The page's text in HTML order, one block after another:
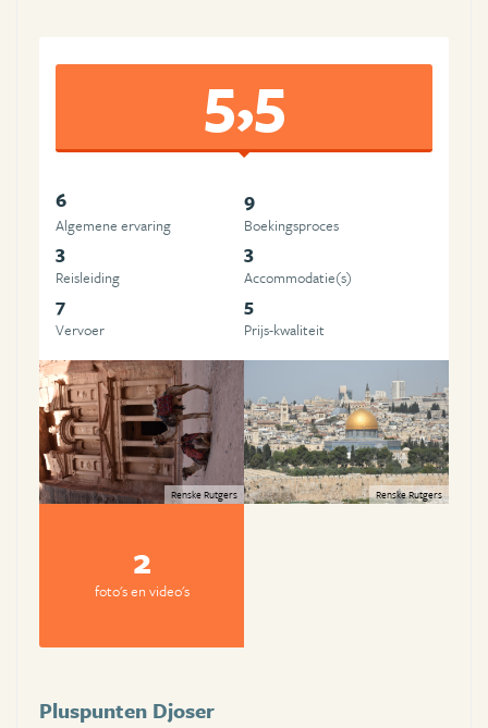
5,5
6
Algemene ervaring
9
Boekingsproces
3
Reisleiding
3
Accommodatie(s)
7
Vervoer
5
Prijs-kwaliteit
Renske Rutgers Renske Rutgers
2
foto's en video's
Pluspunten Djoser